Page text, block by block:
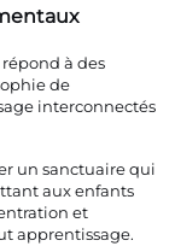
à des
de
interconnectés
un sanctuaire qui
aux enfants
et
apprentissage.